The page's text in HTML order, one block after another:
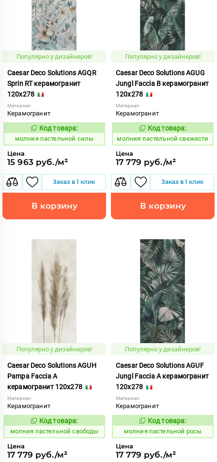
Популярно у дизайнеров!
Caesar Deco Solutions AGQR
Sprin RT керамогранит
120x278
Материал:
Керамогранит
1008713
Код товара:
молния пастельной силы
Цена
15 963 руб./м²
Заказ в 1 клик
В корзину
Популярно у дизайнеров!
Caesar Deco Solutions AGUG
Jungl Faccia B керамогранит
120x278
Материал:
Керамогранит
1008708
Код товара:
молния пастельной свежести
Цена
17 779 руб./м²
Заказ в 1 клик
В корзину
Популярно у дизайнеров!
Caesar Deco Solutions AGUH
Pampa Faccia A
керамогранит 120x278
Материал:
Керамогранит
1008710
Код товара:
молния пастельной свободы
Цена
17 779 руб./м²
Популярно у дизайнеров!
Caesar Deco Solutions AGUF
Jungl Faccia A керамогранит
120x278
Материал:
Керамогранит
1008707
Код товара:
молния пастельной росы
Цена
17 779 руб./м²